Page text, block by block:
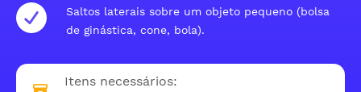
Saltos laterais sobre um objeto pequeno (bolsa
de ginástica, cone, bola).
Itens necessários: